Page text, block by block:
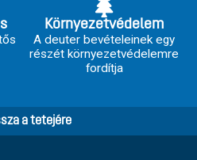
Környezetvédelem
A deuter bevételeinek egy
részét környezetvédelemre
fordítja
a tetejére